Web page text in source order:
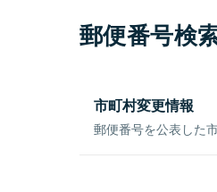
郵便番号検
市町村変更情報
郵便番号を公表した